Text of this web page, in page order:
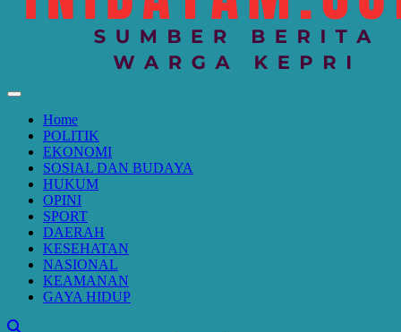
Home
POLITIK
EKONOMI
SOSIAL DAN BUDAYA
HUKUM
OPINI
SPORT
DAERAH
KESEHATAN
NASIONAL
KEAMANAN
GAYA HIDUP